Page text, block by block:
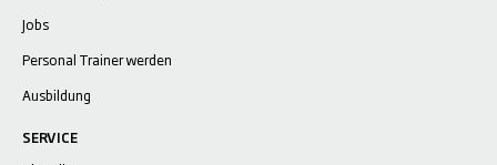
Jobs
Personal Trainer werden
Ausbildung
SERVICE